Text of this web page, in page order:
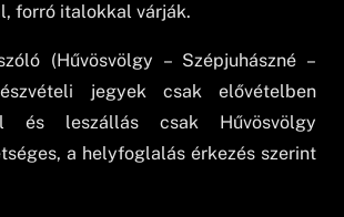
forró italokkal várják.
(Hűvösvölgy – Szépjuhászné –
jegyek csak elővételben
és leszállás csak Hűvösvölgy
a helyfoglalás érkezés szerint